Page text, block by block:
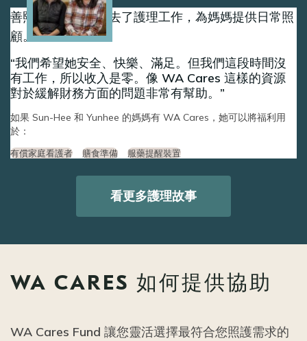
善熙和允熙姊妹辭去了護理工作，為媽媽提供日常照
顧。
我們希望她安全、快樂、滿足。但我們這段時間沒
有工作，所以收入是零。像 WA Cares 這樣的資源
對於緩解財務方面的問題非常有幫助。
如果 Sun-Hee 和 Yunhee 的媽媽有 WA Cares，她可以將福利用
於：
有償家庭看護者 膳食準備 服藥提醒裝置
看更多護理故事
WA CARES 如何提供協助
WA Cares Fund 讓您靈活選擇最符合您照護需求的